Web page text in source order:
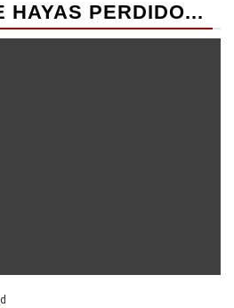
HAYAS PERDIDO...